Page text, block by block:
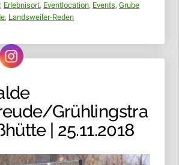
, Erlebnisort, Eventlocation, Events, Grube
, Landsweiler-Reden
Grühlingstra
| 25.11.2018